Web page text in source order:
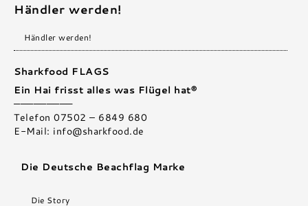
Händler werden!
Händler werden!
Sharkfood FLAGS
Ein Hai frisst alles was Flügel hat®
—————————
Telefon 07502 – 6849 680
E-Mail: info@sharkfood.de
Die Deutsche Beachflag Marke
Die Story